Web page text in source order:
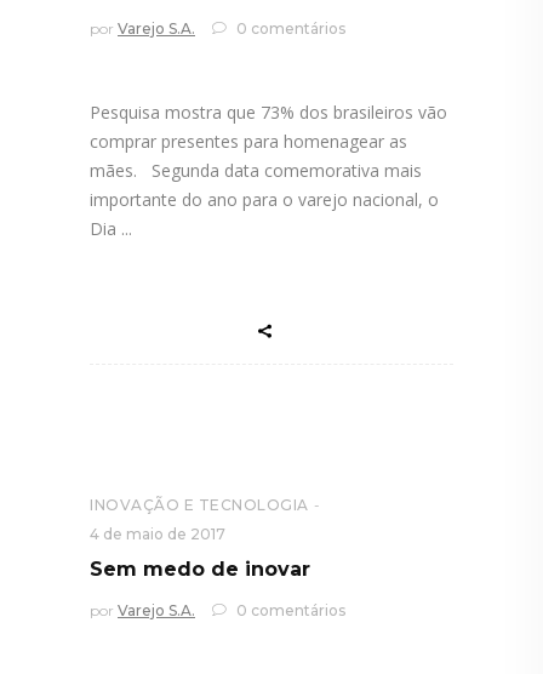
por Varejo S.A. 0 comentários
Pesquisa mostra que 73% dos brasileiros vão
comprar presentes para homenagear as
mães. Segunda data comemorativa mais
importante do ano para o varejo nacional, o
Dia
INOVAÇÃO E TECNOLOGIA
4 de maio de 2017
Sem medo de inovar
por Varejo S.A. 0 comentários